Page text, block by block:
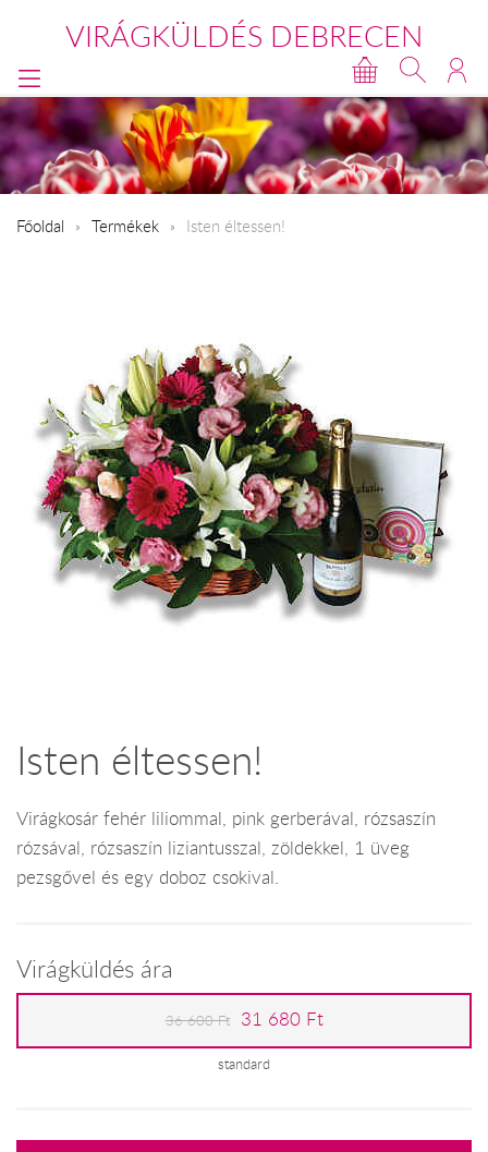
VIRÁGKÜLDÉS DEBRECEN
Főoldal Termékek Isten éltessen!
Isten éltessen!
Virágkosár fehér liliommal, pink gerberával, rózsaszín
rózsával, rózsaszín liziantusszal, zöldekkel, 1 üveg
pezsgővel és egy doboz csokival.
Virágküldés ára
36 600 Ft 31 680 Ft
standard